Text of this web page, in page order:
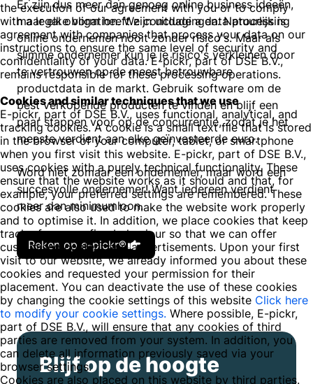
Er zijn dus meer dan genoeg online business ideeën,
maar elke vorm heeft zijn uitdagingen. Natuurlijk is
online ondernemen nooit zonder risico's. Maar als
slimme ondernemer kun je je risico's verkleinen door
te vertrouwen op de meest betrouwbare
productdata in de markt. Gebruik software om de
best verkopende producten te vinden en blijf een
paar stappen voor op de concurrentie, zodat je het
meeste verdient aan elke geïnvesteerde euro.
Word niet zomaar een ondernemer, maar word een
succesvolle ondernemer! Want iedereen verdient
meer dan minimumloon.
Reken op e-pickr®
Blijf op de hoogte
the execution of our agreement with you or to comply
with a legal obligation. We conclude a data processing
agreement with companies that process your data on our
instructions to ensure the same level of security and
confidentiality of your data. E-pickr, part of DSE B.V.,
remains responsible for these processing operations.
Cookies and similar techniques that we use
E-pickr, part of DSE B.V., uses functional, analytical, and
tracking cookies. A cookie is a small text file that is stored
in the browser of your computer, tablet, or smartphone
when you first visit this website. E-pickr, part of DSE B.V.,
uses cookies with a purely technical functionality. These
ensure that the website works as it should and that, for
example, your preferred settings are remembered. These
cookies are also used to make the website work properly
and to optimise it. In addition, we place cookies that keep
track of your surfing behaviour so that we can offer
customised content and advertisements. Upon your first
visit to our website, we already informed you about these
cookies and requested your permission for their
placement. You can deactivate the use of these cookies
by changing the cookie settings of this website Click here
to modify your cookie settings. Where possible, E-pickr,
part of DSE B.V., will ensure that any cookies of third
parties are removed from your system. In addition, you
can delete all information previously saved via your
browser settings.
Cookies are also placed on this website by third parties.